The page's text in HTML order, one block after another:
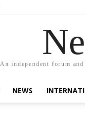
An independent forum
NEWS